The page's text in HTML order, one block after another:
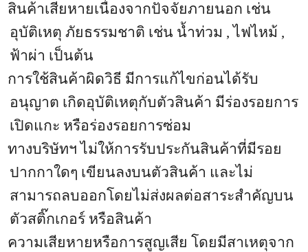
สินค้าเสียหายเนื่องจากปัจจัยภายนอก เช่น
อุบัติเหตุ ภัยธรรมชาติ เช่น น้ำท่วม ,ไฟไหม้ ,
ฟ้าผ่า เป็นต้น
การใช้สินค้าผิดวิธี มีการแก้ไขก่อนได้รับ
อนุญาต เกิดอุบัติเหตุกับตัวสินค้า มีร่องรอยการ
เปิดแกะ หรือร่องรอยการซ่อม
ทางบริษัทฯ ไม่ให้การรับประกันสินค้าที่มีรอย
ปากกาใดๆ เขียนลงบนตัวสินค้า และไม่
สามารถลบออกโดยไม่ส่งผลต่อสาระสำคัญบน
ตัวสติ๊กเกอร์ หรือสินค้า
ความเสียหายหรือการสูญเสีย โดยมีสาเหตุจาก